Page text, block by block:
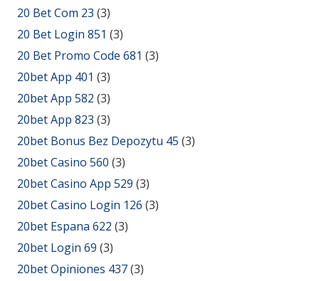
20 Bet Com 23 (3)
20 Bet Login 851 (3)
20 Bet Promo Code 681 (3)
20bet App 401 (3)
20bet App 582 (3)
20bet App 823 (3)
20bet Bonus Bez Depozytu 45 (3)
20bet Casino 560 (3)
20bet Casino App 529 (3)
20bet Casino Login 126 (3)
20bet Espana 622 (3)
20bet Login 69 (3)
20bet Opiniones 437(3)